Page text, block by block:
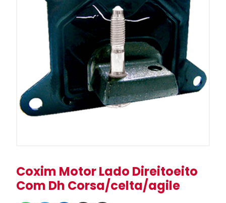
Coxim Motor Lado Direitoeito
Com Dh Corsa/celta/agile